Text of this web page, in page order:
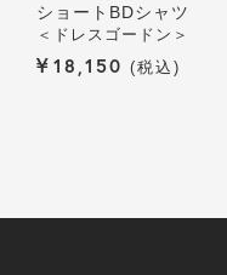
ショートBDシャツ
＜ドレスゴードン＞
¥ 18,150 税込